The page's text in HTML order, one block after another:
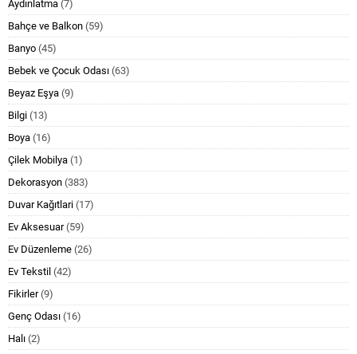
Aydınlatma (7)
Bahçe ve Balkon (59)
Banyo (45)
Bebek ve Çocuk Odası (63)
Beyaz Eşya (9)
Bilgi (13)
Boya (16)
Çilek Mobilya (1)
Dekorasyon (383)
Duvar Kağıtlari (17)
Ev Aksesuar(59)
Ev Düzenleme (26)
Ev Tekstil (42)
Fikirler(9)
Genç Odası (16)
Halı (2)